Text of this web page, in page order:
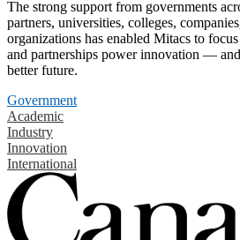
The strong support from governments
partners, universities, colleges,
organizations has enabled Mitacs to
and partnerships power innovation —
better future.
Government
Academic
Industry
Innovation
International